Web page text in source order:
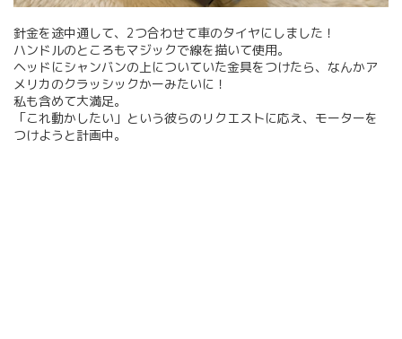
針金を途中通して、2つ合わせて車のタイヤにしました！
ハンドルのところもマジックで線を描いて使用。
ヘッドにシャンバンの上についていた金具をつけたら、なんかア
メリカのクラッシックかーみたいに！
私も含めて大満足。
「これ動かしたい」という彼らのリクエストに応え、モーターを
つけようと計画中。